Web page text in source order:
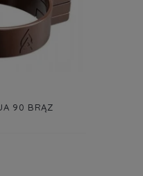
90 BRĄZ